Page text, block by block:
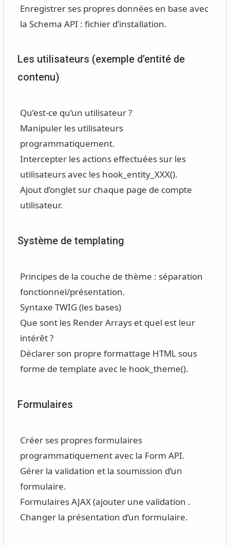
Enregistrer ses propres données en base avec
la Schema API : fichier d’installation.
Les utilisateurs (exemple d’entité de
contenu)
Qu’est-ce qu’un utilisateur ?
Manipuler les utilisateurs
programmatiquement.
Intercepter les actions effectuées sur les
utilisateurs avec les hook_entity_XXX().
Ajout d’onglet sur chaque page de compte
utilisateur.
Système de templating
Principes de la couche de thème : séparation
fonctionnel/présentation.
Syntaxe TWIG (les bases)
Que sont les Render Arrays et quel est leur
intérêt ?
Déclarer son propre formattage HTML sous
forme de template avec le hook_theme().
Formulaires
Créer ses propres formulaires
programmatiquement avec la Form API.
Gérer la validation et la soumission d’un
formulaire.
Formulaires AJAX (ajouter une validation .
Changer la présentation d’un formulaire.